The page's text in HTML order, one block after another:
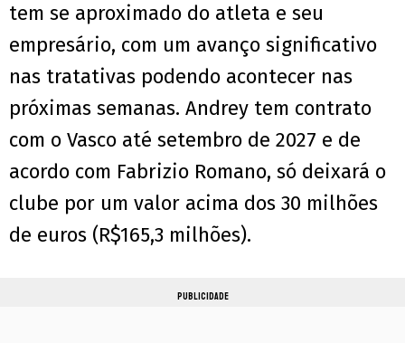
tem se aproximado do atleta e seu
empresário, com um avanço significativo
nas tratativas podendo acontecer nas
próximas semanas. Andrey tem contrato
com o Vasco até setembro de 2027 e de
acordo com Fabrizio Romano, só deixará o
clube por um valor acima dos 30 milhões
de euros (R$165,3 milhões).
PUBLICIDADE